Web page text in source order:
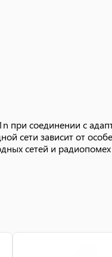
сети зависит от
сетей и радиопомех
при соединении с
сети зависит от
сетей и